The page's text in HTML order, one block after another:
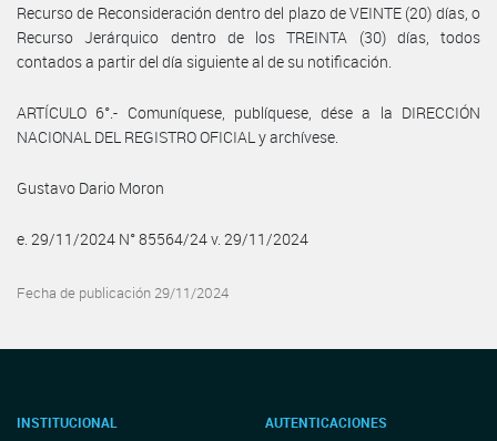
Recurso de Reconsideración dentro del plazo de VEINTE (20) días, o
Recurso Jerárquico dentro de los TREINTA (30) días, todos
contados a partir del día siguiente al de su notificación.
ARTÍCULO 6°.- Comuníquese, publíquese, dése a la DIRECCIÓN
NACIONAL DEL REGISTRO OFICIAL y archívese.
Gustavo Dario Moron
e. 29/11/2024 N° 85564/24 v. 29/11/2024
Fecha de publicación 29/11/2024
INSTITUCIONAL AUTENTICACIONES